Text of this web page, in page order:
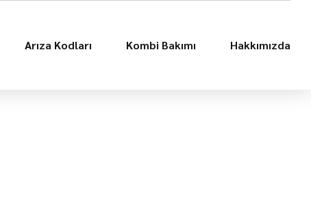
Arıza Kodları Kombi Bakımı Hakkımızda